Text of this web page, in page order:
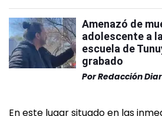
Amenazó de
adolescente a
escuela de
grabado
PorRedacción
En este lugar situado en las